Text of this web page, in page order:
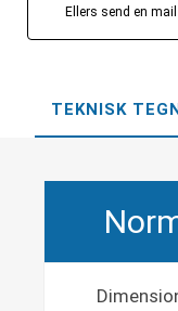
Ellers send en
TEKNISK